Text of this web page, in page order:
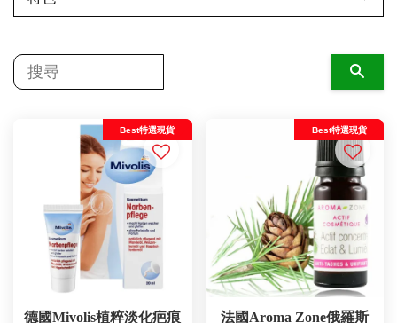
Best特選現貨
德國Mivolis植粹淡化疤痕
Best特選現貨
法國Aroma Zone俄羅斯